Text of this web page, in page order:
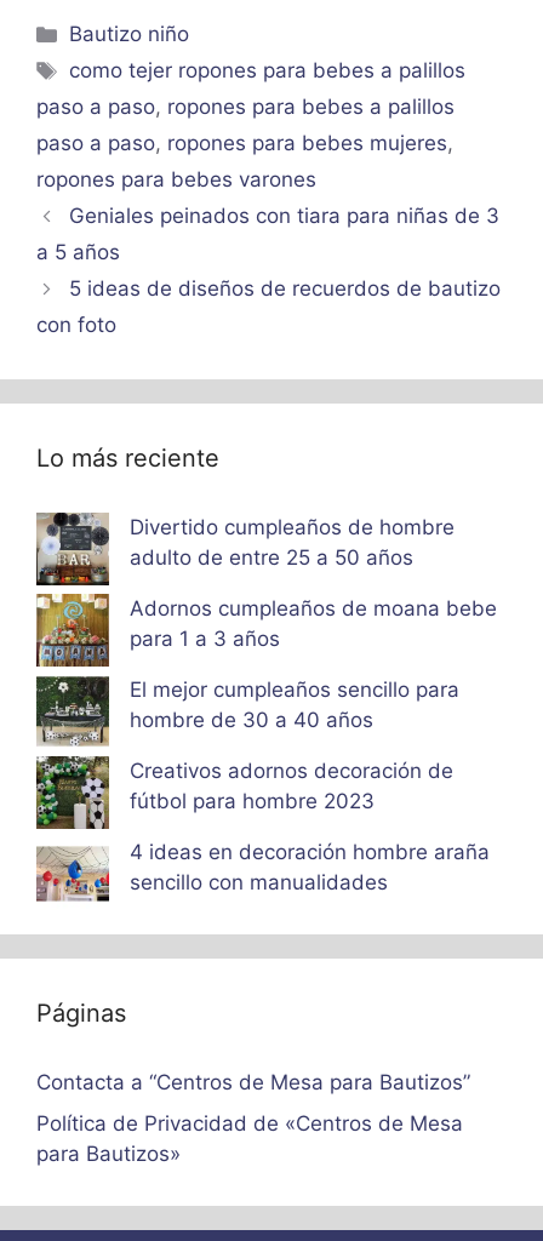
Categorías
Bautizo niño
Etiquetas
como tejer ropones para bebes a palillos
paso a paso, ropones para bebes a palillos
paso a paso, ropones para bebes mujeres,
ropones para bebes varones
Geniales peinados con tiara para niñas de 3
a 5 años
5 ideas de diseños de recuerdos de bautizo
con foto
Lo más reciente
Divertido cumpleaños de hombre
adulto de entre 25 a 50 años
Adornos cumpleaños de moana bebe
para 1 a 3 años
El mejor cumpleaños sencillo para
hombre de 30 a 40 años
Creativos adornos decoración de
fútbol para hombre 2023
4 ideas en decoración hombre araña
sencillo con manualidades
Páginas
Contacta a “Centros de Mesa para Bautizos”
Política de Privacidad de «Centros de Mesa
para Bautizos»